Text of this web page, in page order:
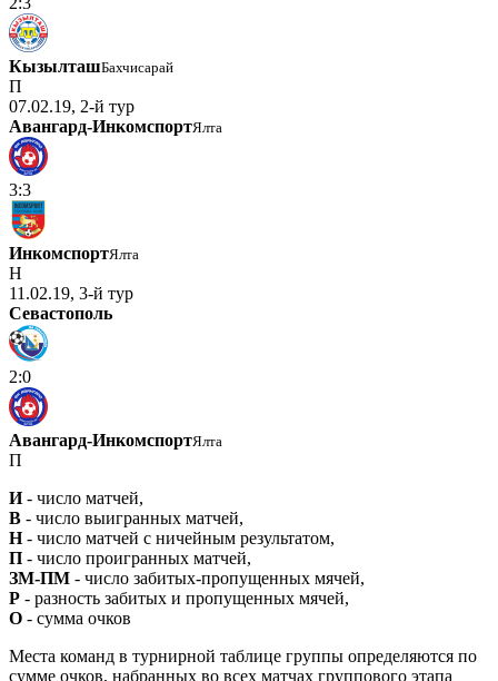
КызылташБахчисарай
П
07.02.19, 2-й тур
Авангард-ИнкомспортЯлта
3:3
ИнкомспортЯлта
Н
11.02.19, 3-й тур
Севастополь
2:0
Авангард-ИнкомспортЯлта
П
И- число матчей,
В - число выигранных матчей,
Н- число матчей с ничейным результатом,
П - число проигранных матчей,
ЗМ-ПМ - число забитых-пропущенных мячей,
Р - разность забитых и пропущенных мячей,
О - сумма очков
Места команд в турнирной таблице группы определяются по
сумме очков, набранных во всех матчах группового этапа